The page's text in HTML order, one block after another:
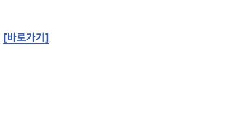
[바로가기]